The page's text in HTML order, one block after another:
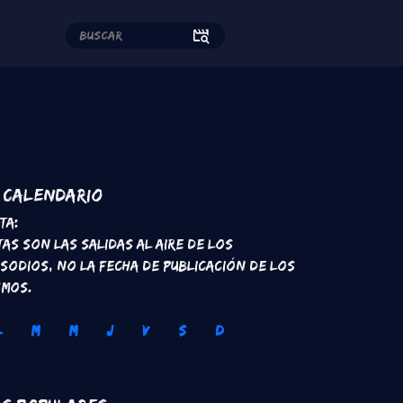
sociales
Calendario
son las salidas al aire de los
no la fecha de publicación de los
M M J V S D